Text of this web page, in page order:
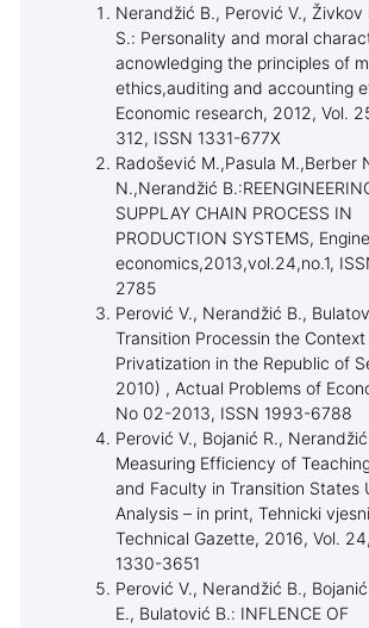
Nerandžić B., Perović V., Živkov
S.: Personality and moral
acnowledging the principles of
ethics,auditing and accounting
Economic research, 2012, Vol.
312, ISSN 1331-677X
Radošević M.,Pasula M.,Berber
N.,Nerandžić
SUPPLAY CHAIN PROCESS IN
PRODUCTION SYSTEMS,
economics,2013,vol.24,no.1,
2785
Perović V., Nerandžić B.,
Transition Processin the
Privatization in the Republic of
2010) , Actual Problems of
No 02-2013, ISSN 1993-6788
Perović V., Bojanić R.,
Measuring Efficiency of
and Faculty in Transition States
Analysis – in print, Tehnicki
Technical Gazette, 2016, Vol.
1330-3651
Perović V., Nerandžić B.,
E., Bulatović B.: INFLENCE OF